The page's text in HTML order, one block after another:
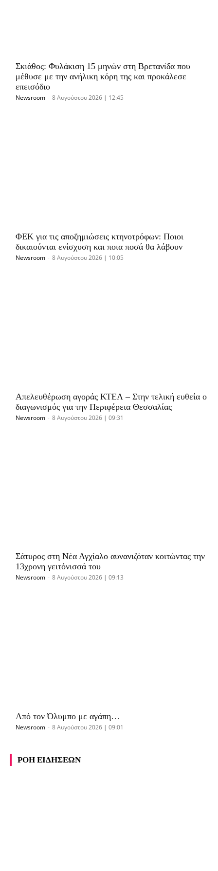
Σκιάθος: Φυλάκιση 15 μηνών στη Βρετανίδα που
μέθυσε με την ανήλικη κόρη της και προκάλεσε
επεισόδιο
Newsroom - 8 Αυγούστου 2026 | 12:45
ΦΕΚ για τις αποζημιώσεις κτηνοτρόφων: Ποιοι
δικαιούνται ενίσχυση και ποια ποσά θα λάβουν
Newsroom - 8 Αυγούστου 2026 | 10:05
Απελευθέρωση αγοράς ΚΤΕΛ – Στην τελική ευθεία o
διαγωνισμός για την Περιφέρεια Θεσσαλίας
Newsroom - 8 Αυγούστου 2026 | 09:31
Σάτυρος στη Νέα Αγχίαλο αυνανιζόταν κοιτώντας την
13χρονη γειτόνισσά του
Newsroom - 8 Αυγούστου 2026 | 09:13
Από τον Όλυμπο με αγάπη…
Newsroom - 8 Αυγούστου 2026 | 09:01
ΡΟΗ ΕΙΔΗΣΕΩΝ